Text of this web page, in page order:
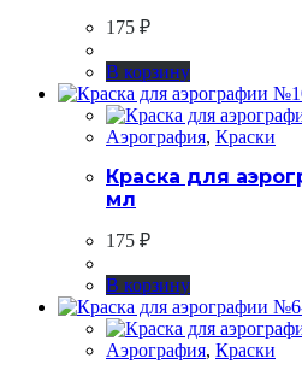
175 ₽
В корзину
Аэрография, Краски
Краска для
мл
175 ₽
В корзину
Аэрография, Краски